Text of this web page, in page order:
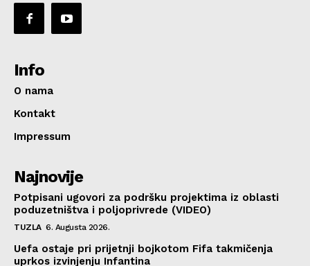
Info
O nama
Kontakt
Impressum
Najnovije
Potpisani ugovori za podršku projektima iz oblasti
poduzetništva i poljoprivrede (VIDEO)
TUZLA 6. Augusta 2026.
Uefa ostaje pri prijetnji bojkotom Fifa takmičenja
uprkos izvinjenju Infantina